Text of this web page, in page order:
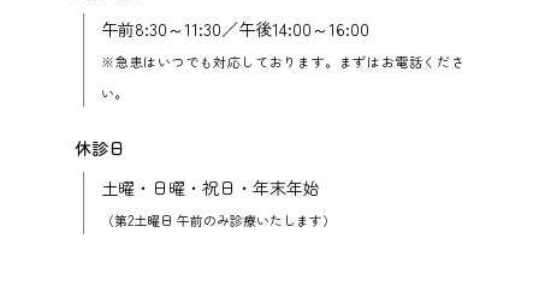
午前8:30～11:30／午後14:00～16:00
※急患はいつでも対応しております。まずはお電話くださ
い。
休診日
土曜・日曜・祝日・年末年始
（第2土曜日 午前のみ診療いたします）